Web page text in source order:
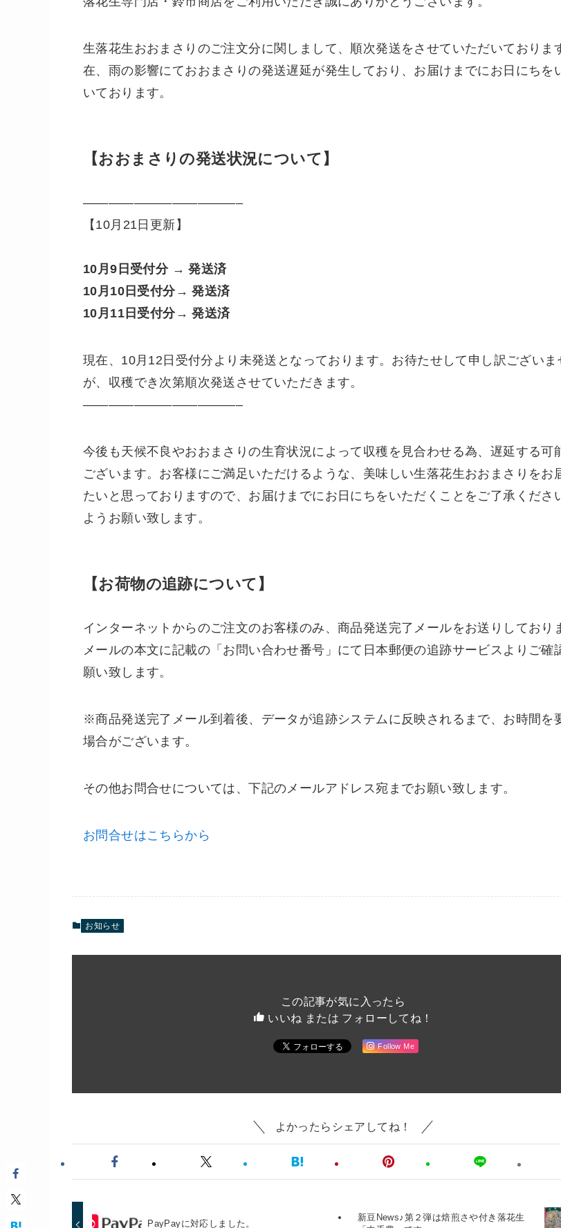
生落花生おおまさりのご注文分に関しまして、順次発送をさせていただいておりま
在、雨の影響にておおまさりの発送遅延が発生しており、お届けまでにお日にちを
いております。
【おおまさりの発送状況について】
————————————–
【10月21日更新】
10月9日受付分 → 発送済
10月10日受付分→ 発送済
10月11日受付分→ 発送済
現在、10月12日受付分より未発送となっております。お待たせして申し訳ございま
が、収穫でき次第順次発送させていただきます。
————————————–
今後も天候不良やおおまさりの生育状況によって収穫を見合わせる為、遅延する可
ございます。お客様にご満足いただけるような、美味しい生落花生おおまさりをお
たいと思っておりますので、お届けまでにお日にちをいただくことをご了承くださ
ようお願い致します。
【お荷物の追跡について】
インターネットからのご注文のお客様のみ、商品発送完了メールをお送りしており
メールの本文に記載の「お問い合わせ番号」にて日本郵便の追跡サービスよりご確
願い致します。
※商品発送完了メール到着後、データが追跡システムに反映されるまで、お時間を
場合がございます。
その他お問合せについては、下記のメールアドレス宛までお願い致します。
お問合せはこちらから
お知らせ
この記事が気に入ったら
いいね または フォローしてね！
Follow Me
よかったらシェアしてね！
PayPayに対応しました。
新豆News♪第２弾は焙煎さや付き落花生